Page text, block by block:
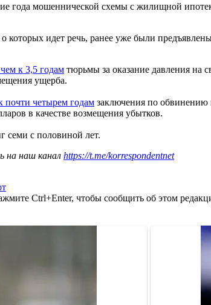
года мошеннической схемы с жилищной
идет речь, ранее уже были
к 3,5 годам тюрьмы за оказание давления на
ущерба.
почти четырем годам заключения по обвинению
в качестве возмещения убытков.
семи с половиной лет.
на наш канал https://t.me/korrespondentnet
Ctrl+Enter, чтобы сообщить об этом